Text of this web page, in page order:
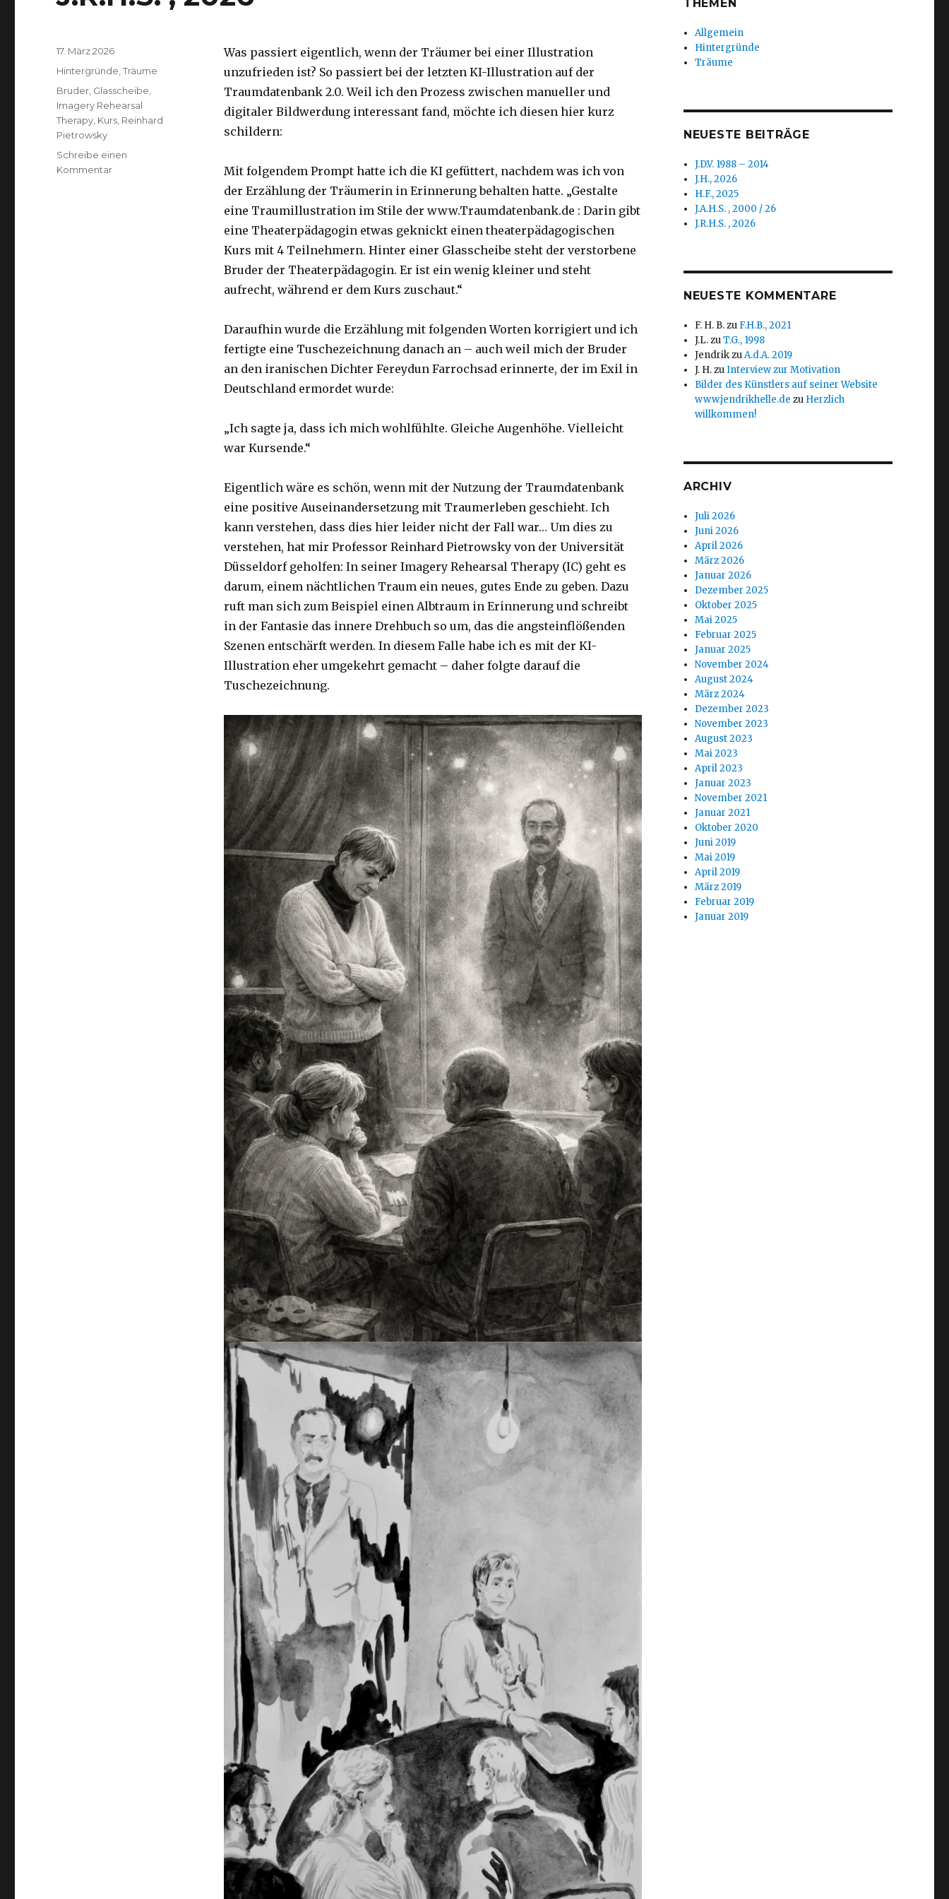
Was passiert eigentlich, wenn der Träumer bei einer Illustration
unzufrieden ist? So passiert bei der letzten KI-Illustration auf der
Traumdatenbank 2.0. Weil ich den Prozess zwischen manueller und
digitaler Bildwerdung interessant fand, möchte ich diesen hier kurz
schildern:
Mit folgendem Prompt hatte ich die KI gefüttert, nachdem was ich von
der Erzählung der Träumerin in Erinnerung behalten hatte. „Gestalte
eine Traumillustration im Stile der www.Traumdatenbank.de : Darin gibt
eine Theaterpädagogin etwas geknickt einen theaterpädagogischen
Kurs mit 4 Teilnehmern. Hinter einer Glasscheibe steht der verstorbene
Bruder der Theaterpädagogin. Er ist ein wenig kleiner und steht
aufrecht, während er dem Kurs zuschaut.“
Daraufhin wurde die Erzählung mit folgenden Worten korrigiert und ich
fertigte eine Tuschezeichnung danach an – auch weil mich der Bruder
an den iranischen Dichter Fereydun Farrochsad erinnerte, der im Exil in
Deutschland ermordet wurde:
„Ich sagte ja, dass ich mich wohlfühlte. Gleiche Augenhöhe. Vielleicht
war Kursende.“
Eigentlich wäre es schön, wenn mit der Nutzung der Traumdatenbank
eine positive Auseinandersetzung mit Traumerleben geschieht. Ich
kann verstehen, dass dies hier leider nicht der Fall war… Um dies zu
verstehen, hat mir Professor Reinhard Pietrowsky von der Universität
Düsseldorf geholfen: In seiner Imagery Rehearsal Therapy (IC) geht es
darum, einem nächtlichen Traum ein neues, gutes Ende zu geben. Dazu
ruft man sich zum Beispiel einen Albtraum in Erinnerung und schreibt
in der Fantasie das innere Drehbuch so um, das die angsteinflößenden
Szenen entschärft werden. In diesem Falle habe ich es mit der KI-
Illustration eher umgekehrt gemacht – daher folgte darauf die
Tuschezeichnung.
Veröffentlicht
am
17. März 2026
Kategorien
Hintergründe ,Träume
Schlagwörter
Bruder Glasscheibe
Imagery Rehearsal
Therapy Kurs Reinhard
Pietrowsky
Schreibe einen
Kommentarzu
THEMEN
Allgemein
Hintergründe
Träume
NEUESTE BEITRÄGE
J.D.V. 1988 – 2014
J.H., 2026
H.F., 2025
J.A.H.S. , 2000 / 26
J.R.H.S. , 2026
NEUESTE KOMMENTARE
F. H. B.zu F.H.B., 2021
J.L.zuT.G., 1998
JendrikzuA.d.A. 2019
J. H.zuInterview zur Motivation
Bilder des Künstlers auf seiner Website
www.jendrikhelle.de zu Herzlich
willkommen!
ARCHIV
Juli 2026
Juni 2026
April 2026
März 2026
Januar 2026
Dezember 2025
Oktober 2025
Mai 2025
Februar 2025
Januar 2025
November 2024
August 2024
März 2024
Dezember 2023
November 2023
August 2023
Mai 2023
April 2023
Januar 2023
November 2021
Januar 2021
Oktober 2020
Juni 2019
Mai 2019
April 2019
März 2019
Februar 2019
Januar 2019